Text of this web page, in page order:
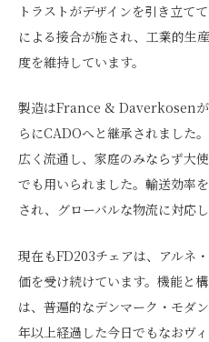
トラストがデザインを引き立て
による接合が施され、工業的生
度を維持しています。
製造はFrance & Daverkosen
らにCADOへと継承されました
広く流通し、家庭のみならず大
でも用いられました。輸送効率
され、グローバルな物流に対応
現在もFD203チェアは、アルネ
価を受け続けています。機能と
は、普遍的なデンマーク・モダ
年以上経過した今日でもなおヴ